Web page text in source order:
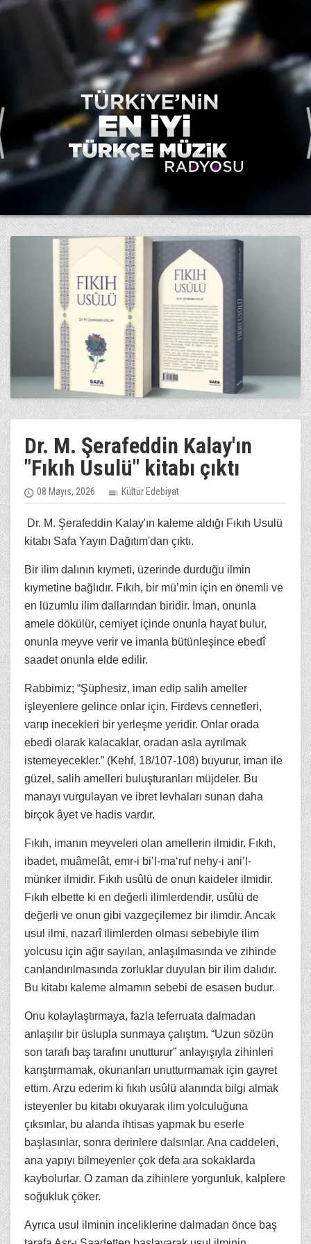
Dr. M. Şerafeddin Kalay'ın
"Fıkıh Usulü" kitabı çıktı
08 Mayıs, 2026 Kültür Edebiyat
Dr. M. Şerafeddin Kalay'ın kaleme aldığı Fıkıh Usulü
kitabı Safa Yayın Dağıtım'dan çıktı.
Bir ilim dalının kıymeti, üzerinde durduğu ilmin
kıymetine bağlıdır. Fıkıh, bir mü’min için en önemli ve
en lüzumlu ilim dallarından biridir. İman, onunla
amele dökülür, cemiyet içinde onunla hayat bulur,
onunla meyve verir ve imanla bütünleşince ebedî
saadet onunla elde edilir.
Rabbimiz; “Şüphesiz, iman edip salih ameller
işleyenlere gelince onlar için, Firdevs cennetleri,
varıp inecekleri bir yerleşme yeridir. Onlar orada
ebedi olarak kalacaklar, oradan asla ayrılmak
istemeyecekler.” (Kehf, 18/107-108) buyurur, iman ile
güzel, salih amelleri buluşturanları müjdeler. Bu
manayı vurgulayan ve ibret levhaları sunan daha
birçok âyet ve hadis vardır.
Fıkıh, imanın meyveleri olan amellerin ilmidir. Fıkıh,
ibadet, muâmelât, emr-i bi’l-ma‘ruf nehy-i ani’l-
münker ilmidir. Fıkıh usûlü de onun kaideler ilmidir.
Fıkıh elbette ki en değerli ilimlerdendir, usûlü de
değerli ve onun gibi vazgeçilemez bir ilimdir. Ancak
usul ilmi, nazarî ilimlerden olması sebebiyle ilim
yolcusu için ağır sayılan, anlaşılmasında ve zihinde
canlandırılmasında zorluklar duyulan bir ilim dalıdır.
Bu kitabı kaleme almamın sebebi de esasen budur.
Onu kolaylaştırmaya, fazla teferruata dalmadan
anlaşılır bir üslupla sunmaya çalıştım. “Uzun sözün
son tarafı baş tarafını unutturur” anlayışıyla zihinleri
karıştırmamak, okunanları unutturmamak için gayret
ettim. Arzu ederim ki fıkıh usûlü alanında bilgi almak
isteyenler bu kitabı okuyarak ilim yolculuğuna
çıksınlar, bu alanda ihtisas yapmak bu eserle
başlasınlar, sonra derinlere dalsınlar. Ana caddeleri,
ana yapıyı bilmeyenler çok defa ara sokaklarda
kaybolurlar. O zaman da zihinlere yorgunluk, kalplere
soğukluk çöker.
Ayrıca usul ilminin inceliklerine dalmadan önce baş